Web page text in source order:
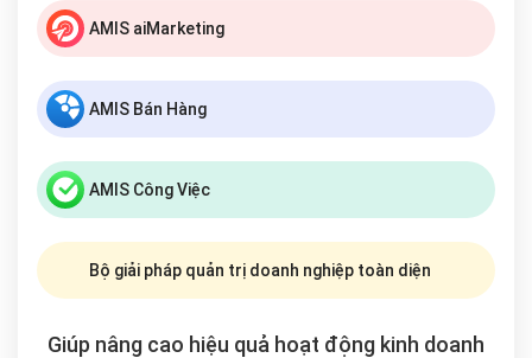
AMIS aiMarketing
AMIS Bán Hàng
AMIS Công Việc
Bộ giải pháp quản trị doanh nghiệp toàn diện
Giúp nâng cao hiệu quả hoạt động kinh doanh